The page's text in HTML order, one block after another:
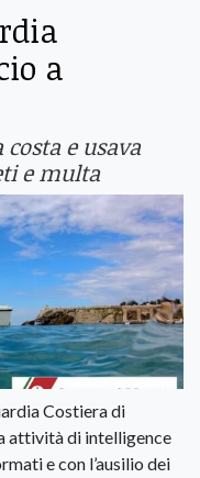
a
e usava
e multa
Costiera di
attività di intelligence
e con l’ausilio dei